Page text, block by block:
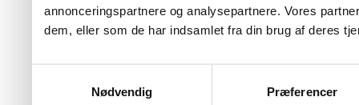
annonceringspartnere og analysepartnere. Vores
dem, eller som de har indsamlet fra din brug af deres
Nødvendig
Præferencer